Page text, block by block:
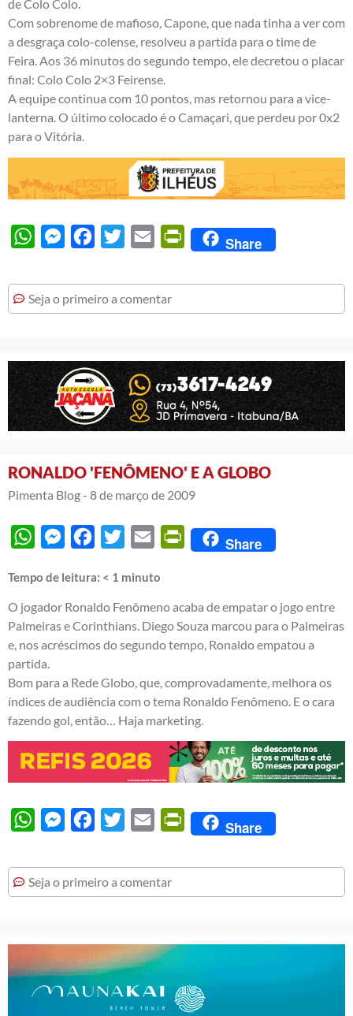
de Colo Colo.
Com sobrenome de mafioso, Capone, que nada tinha a ver com
a desgraça colo-colense, resolveu a partida para o time de
Feira. Aos 36 minutos do segundo tempo, ele decretou o placar
final: Colo Colo 2×3 Feirense.
A equipe continua com 10 pontos, mas retornou para a vice-
lanterna. O último colocado é o Camaçari, que perdeu por 0x2
para o Vitória.
WhatsAppMessengerFacebook
Twitter Email PrintFriendly
Share
Seja o primeiro a comentar
RONALDO 'FENÔMENO' E A GLOBO
Pimenta Blog - 8 de março de 2009
WhatsAppMessengerFacebook
Twitter Email PrintFriendly
Share
Tempo de leitura: < 1 minuto
O jogador Ronaldo Fenômeno acaba de empatar o jogo entre
Palmeiras e Corinthians. Diego Souza marcou para o Palmeiras
e, nos acréscimos do segundo tempo, Ronaldo empatou a
partida.
Bom para a Rede Globo, que, comprovadamente, melhora os
índices de audiência com o tema Ronaldo Fenômeno. E o cara
fazendo gol, então… Haja marketing.
WhatsAppMessengerFacebook
Twitter Email PrintFriendly
Share
Seja o primeiro a comentar